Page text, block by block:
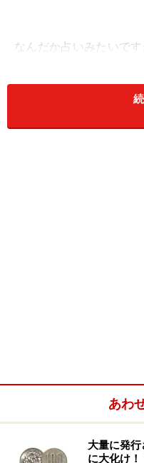
なんだか占いみたいで
あわ
大量に発
に大化け